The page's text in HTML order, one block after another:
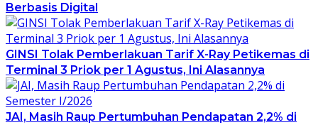
Berbasis Digital
GINSI Tolak Pemberlakuan Tarif X-Ray Petikemas di
Terminal 3 Priok per 1 Agustus, Ini Alasannya
JAI, Masih Raup Pertumbuhan Pendapatan 2,2% di